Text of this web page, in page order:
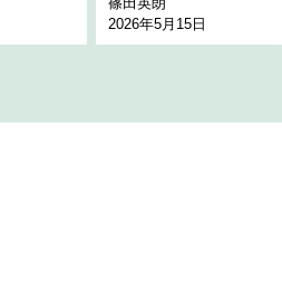
2026年5月15日